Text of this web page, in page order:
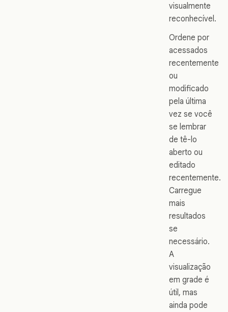
visualmente
reconhecível.
Ordene por
acessados
recentemente
ou
modificado
pela última
vez se você
se lembrar
de tê-lo
aberto ou
editado
recentemente.
Carregue
mais
resultados
se
necessário.
A
visualização
em grade é
útil, mas
ainda pode